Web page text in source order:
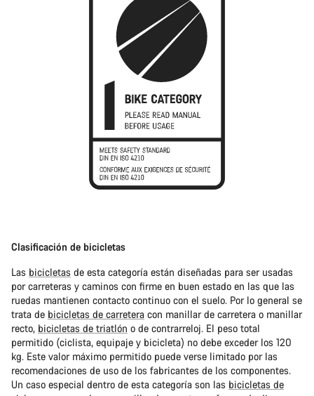
Clasificación de bicicletas
Las bicicletas de esta categoría están diseñadas para ser usadas
por carreteras y caminos con firme en buen estado en las que las
ruedas mantienen contacto continuo con el suelo. Por lo general se
trata de bicicletas de carretera con manillar de carretera o manillar
recto, bicicletas de triatlón o de contrarreloj. El peso total
permitido (ciclista, equipaje y bicicleta) no debe exceder los 120
kg. Este valor máximo permitido puede verse limitado por las
recomendaciones de uso de los fabricantes de los componentes.
Un caso especial dentro de esta categoría son las bicicletas de